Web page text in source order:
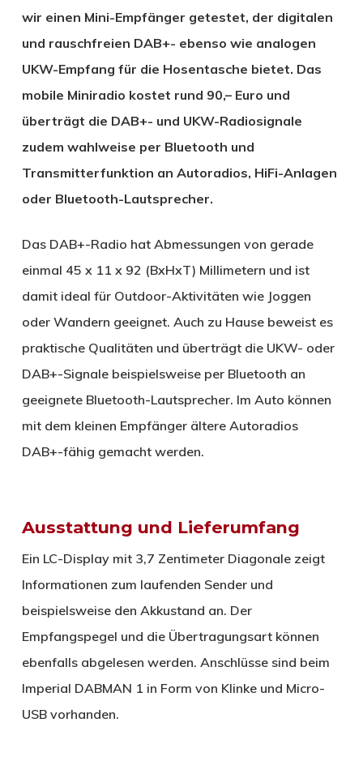
wir einen Mini-Empfänger getestet, der digitalen
und rauschfreien DAB+- ebenso wie analogen
UKW-Empfang für die Hosentasche bietet. Das
mobile Miniradio kostet rund 90,– Euro und
überträgt die DAB+- und UKW-Radiosignale
zudem wahlweise per Bluetooth und
Transmitterfunktion an Autoradios, HiFi-Anlagen
oder Bluetooth-Lautsprecher.
Das DAB+-Radio hat Abmessungen von gerade
einmal 45 x 11 x 92 (BxHxT) Millimetern und ist
damit ideal für Outdoor-Aktivitäten wie Joggen
oder Wandern geeignet. Auch zu Hause beweist es
praktische Qualitäten und überträgt die UKW- oder
DAB+-Signale beispielsweise per Bluetooth an
geeignete Bluetooth-Lautsprecher. Im Auto können
mit dem kleinen Empfänger ältere Autoradios
DAB+-fähig gemacht werden.
Ausstattung und Lieferumfang
Ein LC-Display mit 3,7 Zentimeter Diagonale zeigt
Informationen zum laufenden Sender und
beispielsweise den Akkustand an. Der
Empfangspegel und die Übertragungsart können
ebenfalls abgelesen werden. Anschlüsse sind beim
Imperial DABMAN 1 in Form von Klinke und Micro-
USB vorhanden.